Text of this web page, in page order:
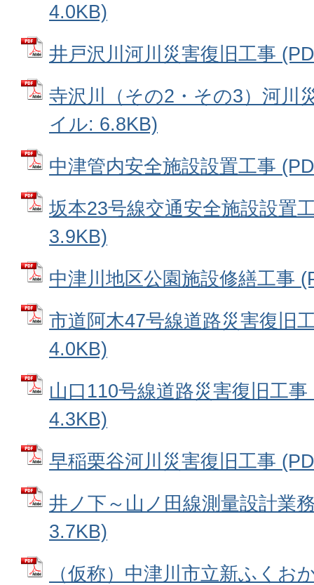
4.0KB)
井戸沢川河川災害復旧工事
寺沢川（その2・その3）河川
イル: 6.8KB)
中津管内安全施設設置工事
坂本23号線交通安全施設設置
3.9KB)
中津川地区公園施設修繕工事
市道阿木47号線道路災害復旧
4.0KB)
山口110号線道路災害復旧工
4.3KB)
早稲栗谷河川災害復旧工事
井ノ下～山ノ田線測量設計業
3.7KB)
（仮称）中津川市立新ふくお